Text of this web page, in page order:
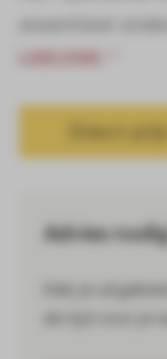
Lees meer
Direct
Advies
Heb je